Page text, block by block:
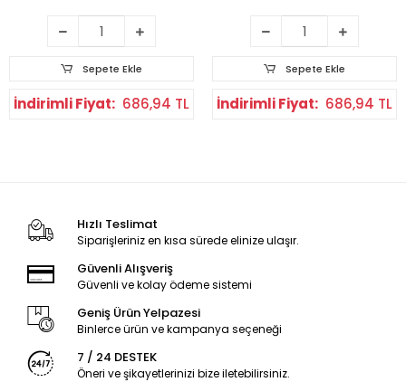
Sepete Ekle
İndirimli Fiyat: 686,94 TL
Sepete Ekle
İndirimli Fiyat: 686,94 TL
Hızlı Teslimat
Siparişleriniz en kısa sürede elinize ulaşır.
Güvenli Alışveriş
Güvenli ve kolay ödeme sistemi
Geniş Ürün Yelpazesi
Binlerce ürün ve kampanya seçeneği
7 / 24 DESTEK
Öneri ve şikayetlerinizi bize iletebilirsiniz.